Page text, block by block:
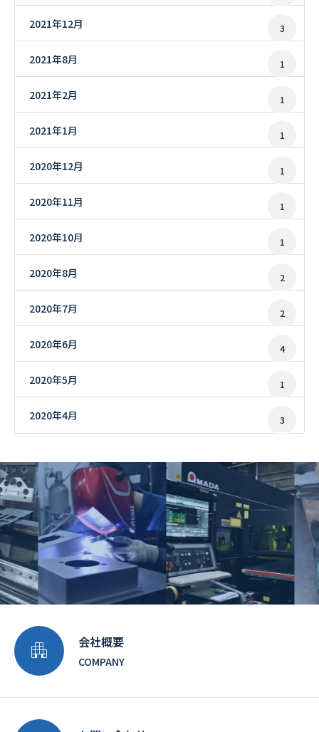
2021年12月 3
2021年8月 1
2021年2月 1
2021年1月 1
2020年12月 1
2020年11月 1
2020年10月 1
2020年8月 2
2020年7月 2
2020年6月 4
2020年5月 1
2020年4月 3
 会社概要
COMPANY